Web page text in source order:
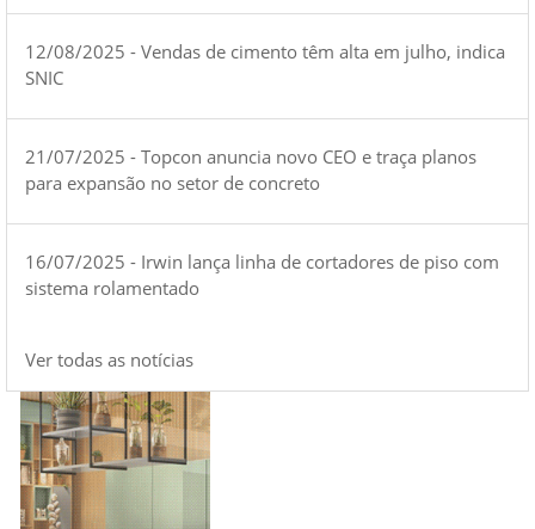
12/08/2025 - Vendas de cimento têm alta em julho, indica
SNIC
21/07/2025 - Topcon anuncia novo CEO e traça planos
para expansão no setor de concreto
16/07/2025 - Irwin lança linha de cortadores de piso com
sistema rolamentado
Ver todas as notícias